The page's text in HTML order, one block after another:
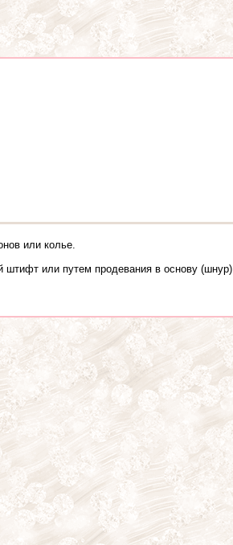
или колье.
штифт или путем продевания в основу (шнур)